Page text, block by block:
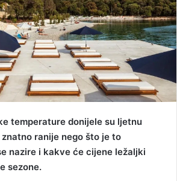
temperature donijele su ljetnu
ranije nego što je to
nazire i kakve će cijene ležaljki
sezone.